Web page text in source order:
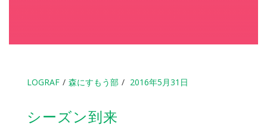
LOGRAF 森にすもう部 2016年5月31日
シーズン到来